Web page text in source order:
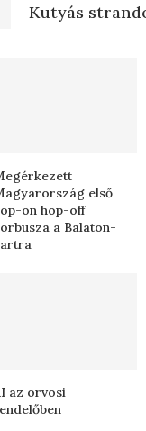
Kutyás
első
on hop-off
a Balaton-
az orvosi